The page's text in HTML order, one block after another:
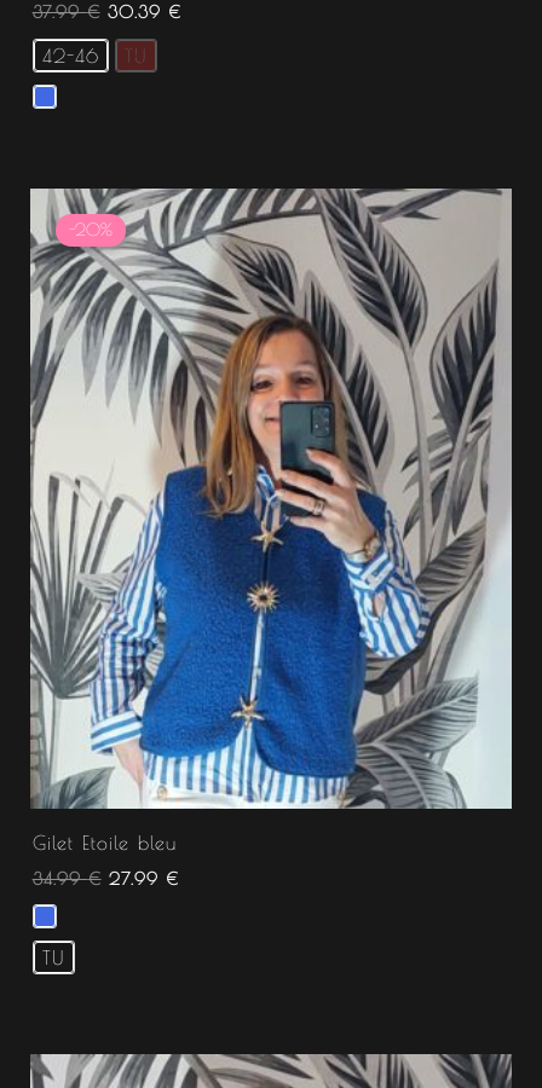
37.99€ 30.39 €
42-46 TU
-20%
Gilet Etoile bleu
34.99€
Le
prix
initial
était :
34.99 €.
27.99 €
Le
prix
actuel
est :
27.99 €.
TU